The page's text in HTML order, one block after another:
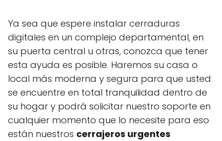
Ya sea que espere instalar cerraduras
digitales en un complejo departamental, en
su puerta central u otras, conozca que tener
esta ayuda es posible. Haremos su casa o
local más moderna y segura para que usted
se encuentre en total tranquilidad dentro de
su hogar y podrá solicitar nuestro soporte en
cualquier momento que lo necesite para eso
están nuestros cerrajeros urgentes